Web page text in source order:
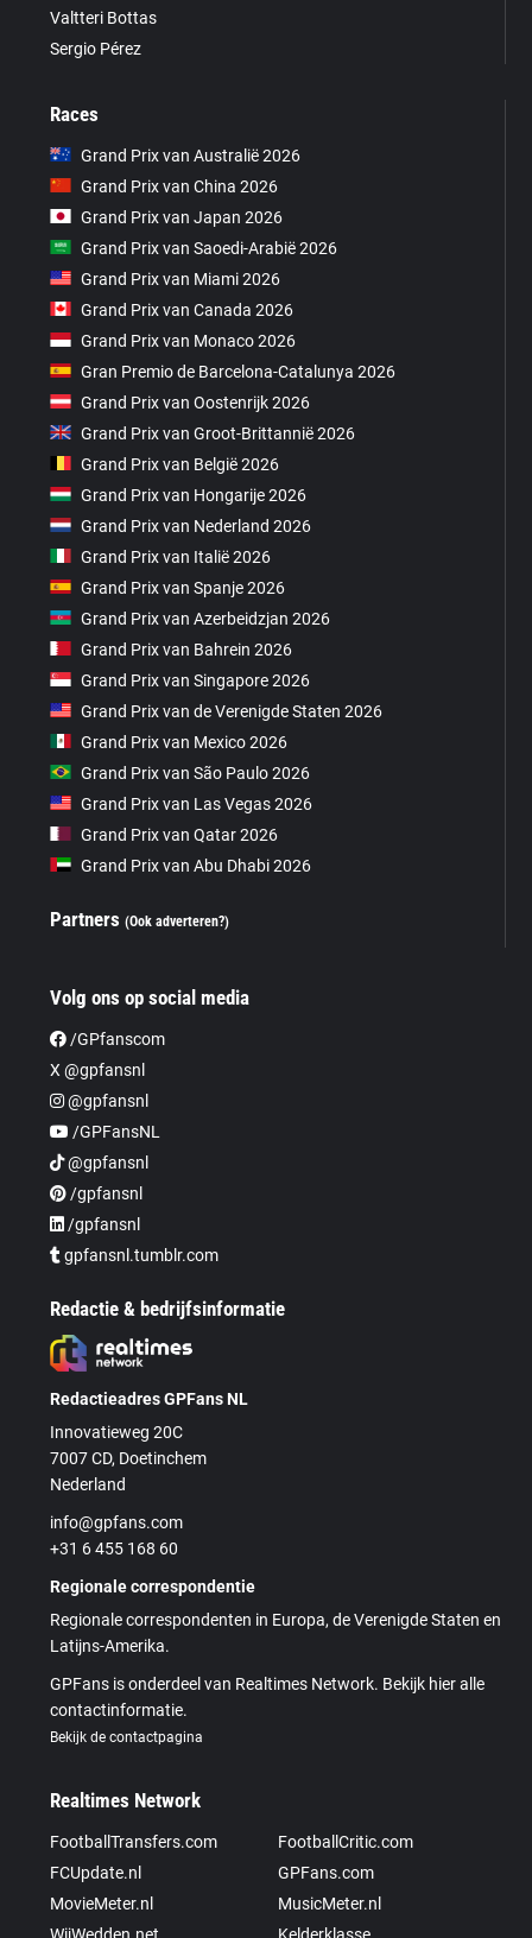
Valtteri Bottas
Sergio Pérez
Races
Grand Prix van Australië 2026
Grand Prix van China 2026
Grand Prix van Japan 2026
Grand Prix van Saoedi-Arabië 2026
Grand Prix van Miami 2026
Grand Prix van Canada 2026
Grand Prix van Monaco 2026
Gran Premio de Barcelona-Catalunya 2026
Grand Prix van Oostenrijk 2026
Grand Prix van Groot-Brittannië 2026
Grand Prix van België 2026
Grand Prix van Hongarije 2026
Grand Prix van Nederland 2026
Grand Prix van Italië 2026
Grand Prix van Spanje 2026
Grand Prix van Azerbeidzjan 2026
Grand Prix van Bahrein 2026
Grand Prix van Singapore 2026
Grand Prix van de Verenigde Staten 2026
Grand Prix van Mexico 2026
Grand Prix van São Paulo 2026
Grand Prix van Las Vegas 2026
Grand Prix van Qatar 2026
Grand Prix van Abu Dhabi 2026
Partners(Ook adverteren?)
Volg ons op social media
/GPfanscom
X @gpfansnl
@gpfansnl
/GPFansNL
@gpfansnl
/gpfansnl
/gpfansnl
gpfansnl.tumblr.com
Redactie & bedrijfsinformatie
Redactieadres GPFans NL
Innovatieweg 20C
7007 CD, Doetinchem
Nederland
info@gpfans.com
+31 6 455 168 60
Regionale correspondentie
Regionale correspondenten in Europa, de Verenigde Staten en
Latijns-Amerika.
GPFans is onderdeel van Realtimes Network. Bekijk hier alle
contactinformatie.
Bekijk de contactpagina
Realtimes Network
FootballTransfers.com
FootballCritic.com
FCUpdate.nl
GPFans.com
MovieMeter.nl
MusicMeter.nl
WijWedden.net
Kelderklasse